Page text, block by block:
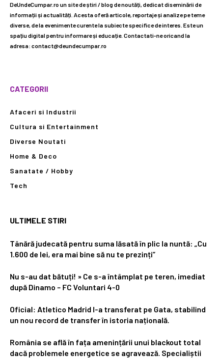
DeUndeCumpar.ro un site de știri / blog de noutăți, dedicat diseminării de
informații și actualități. Acesta oferă articole, reportaje și analize pe teme
diverse, de la evenimente curente la subiecte specifice de interes. Este un
spațiu digital pentru informare și educație. Contactati-ne oricand la
adresa: contact@deundecumpar.ro
CATEGORII
Afaceri si Industrii
Cultura si Entertainment
Diverse Noutati
Home & Deco
Sanatate / Hobby
Tech
ULTIMELE STIRI
Tânără judecată pentru suma lăsată în plic la nuntă: „Cu
1.600 de lei, era mai bine să nu te prezinți”
Nu s-au dat bătuți! » Ce s-a întâmplat pe teren, imediat
după Dinamo – FC Voluntari 4-0
Oficial: Atletico Madrid l-a transferat pe Gata, stabilind
un nou record de transfer în istoria națională.
România se află în fața amenințării unui blackout total
dacă problemele energetice se agravează. Specialiștii